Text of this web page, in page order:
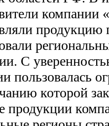
компании
С
пользовалась
которой
продукции